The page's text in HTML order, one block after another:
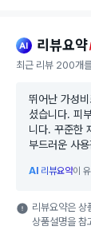
ai 리뷰요약
최근 리뷰 200개
뛰어난 가성
셨습니다. 피
니다. 꾸준한
부드러운 사
AI 리뷰요약이
리뷰요약은 상
상품설명을 참